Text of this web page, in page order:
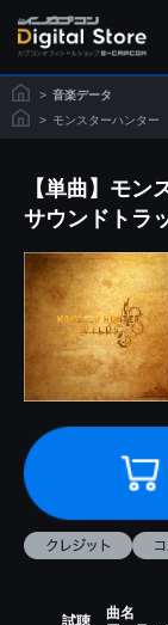
> 音楽データ
> モンスターハンター
【単曲】モン
サウンドトラ
試聴
曲名